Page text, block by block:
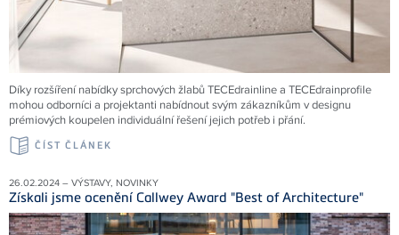
Díky rozšíření nabídky sprchových žlabů TECEdrainline a TECEdrainprofile
mohou odborníci a projektanti nabídnout svým zákazníkům v designu
prémiových koupelen individuální řešení jejich potřeb i přání.
ČÍST ČLÁNEK
26.02.2024 – VÝSTAVY, NOVINKY
Získali jsme ocenění Callwey Award "Best of Architecture"